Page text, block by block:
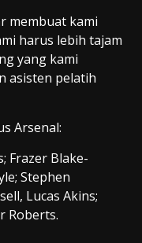
membuat kami
harus lebih tajam
yang kami
asisten pelatih
Arsenal:
Frazer Blake-
Stephen
Lucas Akins;
Roberts.